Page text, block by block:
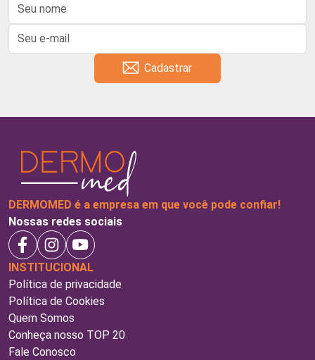
Cadastrar
DERMOMED é a empresa em que você pode confiar!
Nossas redes sociais
INSTITUCIONAL
Política de privacidade
Política de Cookies
Quem Somos
Conheça nosso TOP 20
Fale Conosco